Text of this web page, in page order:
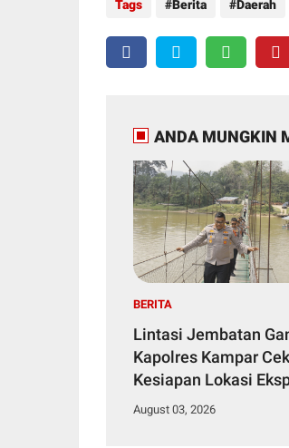
Tags Berita Daerah
ANDA MUNGKIN
BERITA
Lintasi Jembatan
Kapolres Kampar Cek
Kesiapan Lokasi
Merah Putih Presisi
August 03, 2026